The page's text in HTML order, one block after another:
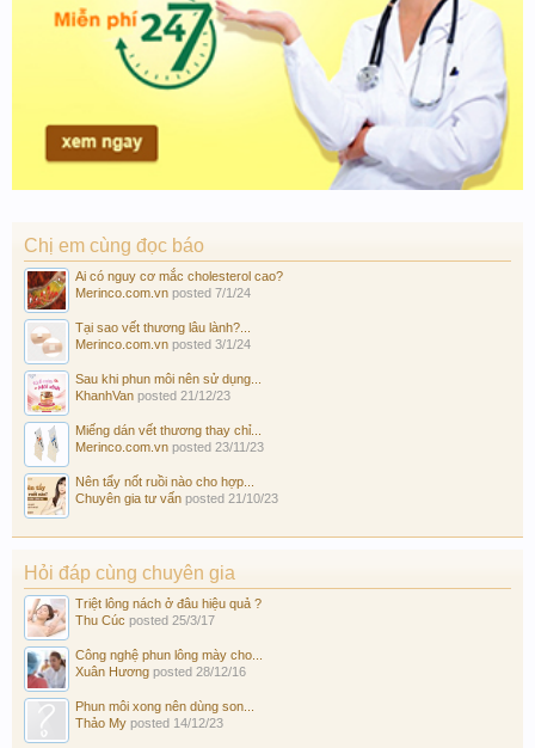
Chị em cùng đọc báo
Ai có nguy cơ mắc cholesterol cao?
Merinco.com.vn posted 7/1/24
Tại sao vết thương lâu lành?...
Merinco.com.vn posted 3/1/24
Sau khi phun môi nên sử dụng...
KhanhVan posted 21/12/23
Miếng dán vết thương thay chỉ...
Merinco.com.vn posted 23/11/23
Nên tẩy nốt ruồi nào cho hợp...
Chuyên gia tư vấn posted 21/10/23
Hỏi đáp cùng chuyên gia
Triệt lông nách ở đâu hiệu quả ?
Thu Cúc posted 25/3/17
Công nghệ phun lông mày cho...
Xuân Hương posted 28/12/16
Phun môi xong nên dùng son...
Thảo My posted 14/12/23